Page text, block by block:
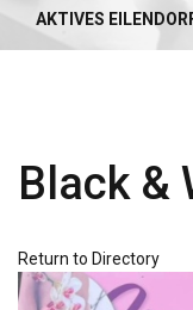
AKTIVES
Black &
Return to Directory